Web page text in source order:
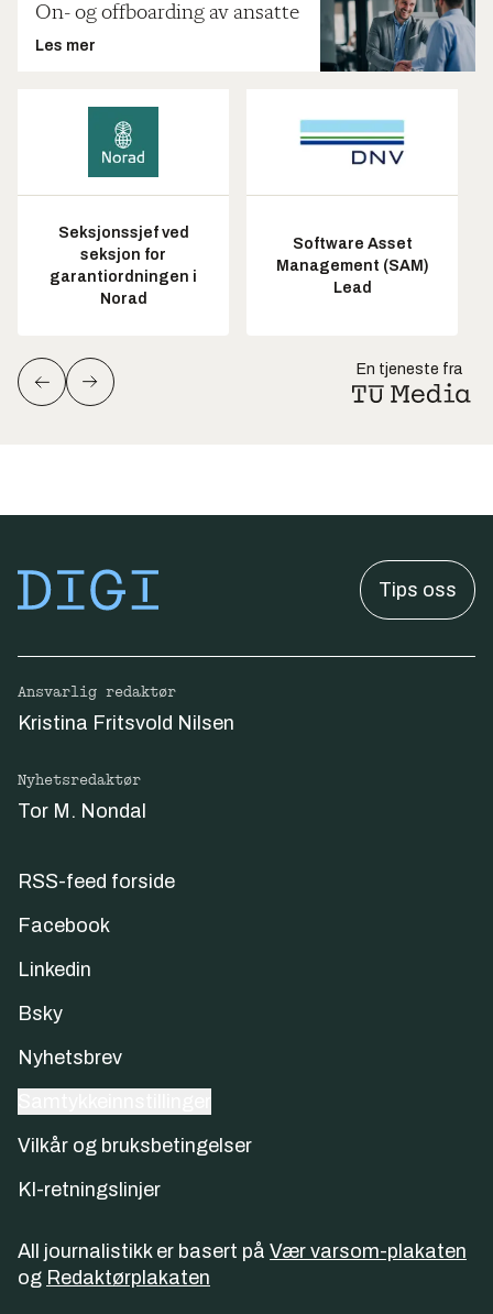
On- og offboarding av ansatte
Les mer
Seksjonssjef ved
seksjon for
garantiordningen i
Norad
Software Asset
Management (SAM)
Lead
En tjeneste fra
Tips oss
Ansvarlig redaktør
Kristina Fritsvold Nilsen
Nyhetsredaktør
Tor M. Nondal
RSS-feed forside
Facebook
Linkedin
Bsky
Nyhetsbrev
Vilkår og bruksbetingelser
KI-retningslinjer
All journalistikk er basert på Vær varsom-plakaten
og Redaktørplakaten